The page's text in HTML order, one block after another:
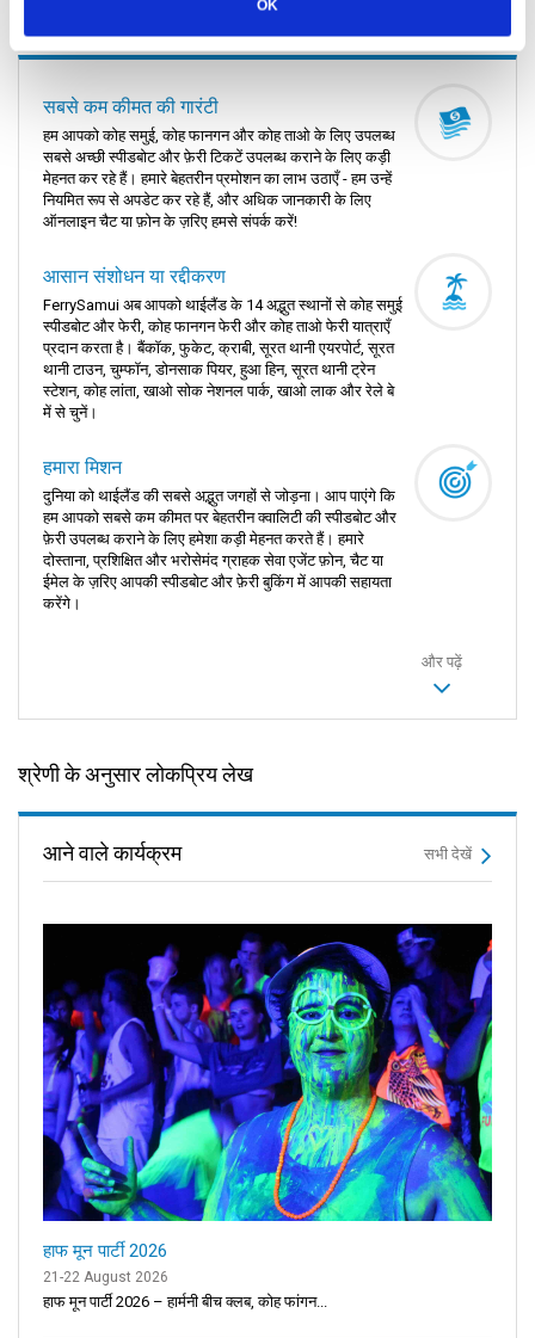
OK
Ferrysamui.com क्यों चुनें | TAT लाइसेंस 31/01211 |
सबसे कम कीमत की गारंटी
हम आपको कोह समुई, कोह फानगन और कोह ताओ के लिए उपलब्ध
सबसे अच्छी स्पीडबोट और फ़ेरी टिकटें उपलब्ध कराने के लिए कड़ी
मेहनत कर रहे हैं। हमारे बेहतरीन प्रमोशन का लाभ उठाएँ - हम उन्हें
नियमित रूप से अपडेट कर रहे हैं, और अधिक जानकारी के लिए
ऑनलाइन चैट या फ़ोन के ज़रिए हमसे संपर्क करें!
आसान संशोधन या रद्दीकरण
FerrySamui अब आपको थाईलैंड के 14 अद्भुत स्थानों से कोह समुई
स्पीडबोट और फेरी, कोह फानगन फेरी और कोह ताओ फेरी यात्राएँ
प्रदान करता है। बैंकॉक, फुकेट, क्राबी, सूरत थानी एयरपोर्ट, सूरत
थानी टाउन, चुम्फॉन, डोनसाक पियर, हुआ हिन, सूरत थानी ट्रेन
स्टेशन, कोह लांता, खाओ सोक नेशनल पार्क, खाओ लाक और रेले बे
में से चुनें।
हमारा मिशन
दुनिया को थाईलैंड की सबसे अद्भुत जगहों से जोड़ना। आप पाएंगे कि
हम आपको सबसे कम कीमत पर बेहतरीन क्वालिटी की स्पीडबोट और
फ़ेरी उपलब्ध कराने के लिए हमेशा कड़ी मेहनत करते हैं। हमारे
दोस्ताना, प्रशिक्षित और भरोसेमंद ग्राहक सेवा एजेंट फ़ोन, चैट या
ईमेल के ज़रिए आपकी स्पीडबोट और फ़ेरी बुकिंग में आपकी सहायता
करेंगे।
और पढ़ें
श्रेणी के अनुसार लोकप्रिय लेख
आने वाले कार्यक्रम सभी देखें
हाफ मून पार्टी 2026
21-22 August 2026
हाफ मून पार्टी 2026 – हार्मनी बीच क्लब, कोह फांगन...